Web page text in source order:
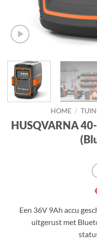
HOME /
HUSQVARNA
Een 36V 9Ah accu
uitgerust met